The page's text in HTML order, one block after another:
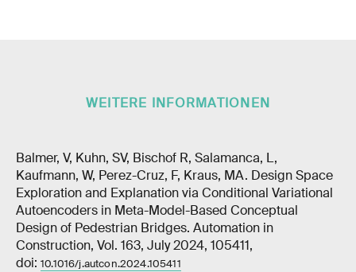
WEITERE INFORMATIONEN
Balmer, V, Kuhn, SV, Bischof R, Salamanca, L,
Kaufmann, W, Perez-Cruz, F, Kraus, MA. Design Space
Exploration and Explanation via Conditional Variational
Autoencoders in Meta-Model-Based Conceptual
Design of Pedestrian Bridges. Automation in
Construction, Vol. 163, July 2024, 105411,
doi: 10.1016/j.autcon.2024.105411